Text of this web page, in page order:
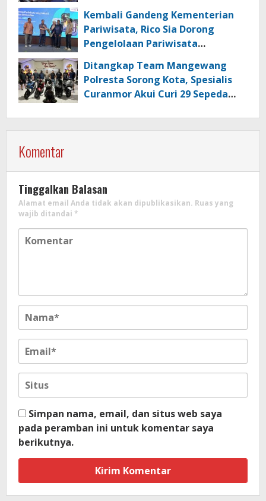
Kembali Gandeng Kementerian
Pariwisata, Rico Sia Dorong
Pengelolaan Pariwisata
Ditangkap Team Mangewang
Polresta Sorong Kota, Spesialis
Curanmor Akui Curi 29 Sepeda
Komentar
Tinggalkan Balasan
Alamat email Anda tidak akan dipublikasikan. Ruas yang
wajib ditandai *
Simpan nama, email, dan situs web saya
pada peramban ini untuk komentar saya
berikutnya.